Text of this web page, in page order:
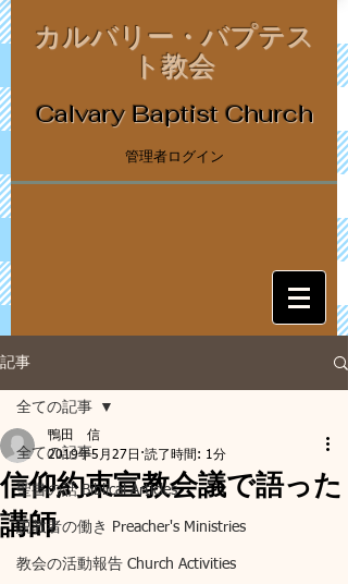
カルバリー・バプテス
ト教会
Calvary Baptist Church
管理者ログイン
記事
全ての記事
聖書の話 Biblical Articles
説教者の働き Preacher's Ministries
教会の活動報告 Church Activities
全ての記事
信仰約束宣教会議で語った
講師
鴨田 信
2019年5月27日 読了時間: 1分